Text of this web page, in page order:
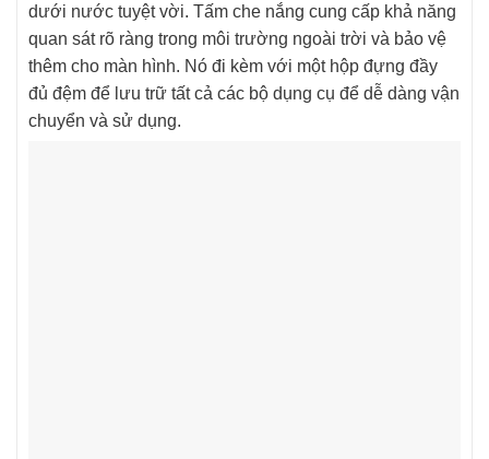
dưới nước tuyệt vời. Tấm che nắng cung cấp khả năng
quan sát rõ ràng trong môi trường ngoài trời và bảo vệ
thêm cho màn hình. Nó đi kèm với một hộp đựng đầy
đủ đệm để lưu trữ tất cả các bộ dụng cụ để dễ dàng vận
chuyển và sử dụng.